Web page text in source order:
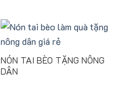
NÓN TAI BÈO TẶNG NÔNG
DÂN